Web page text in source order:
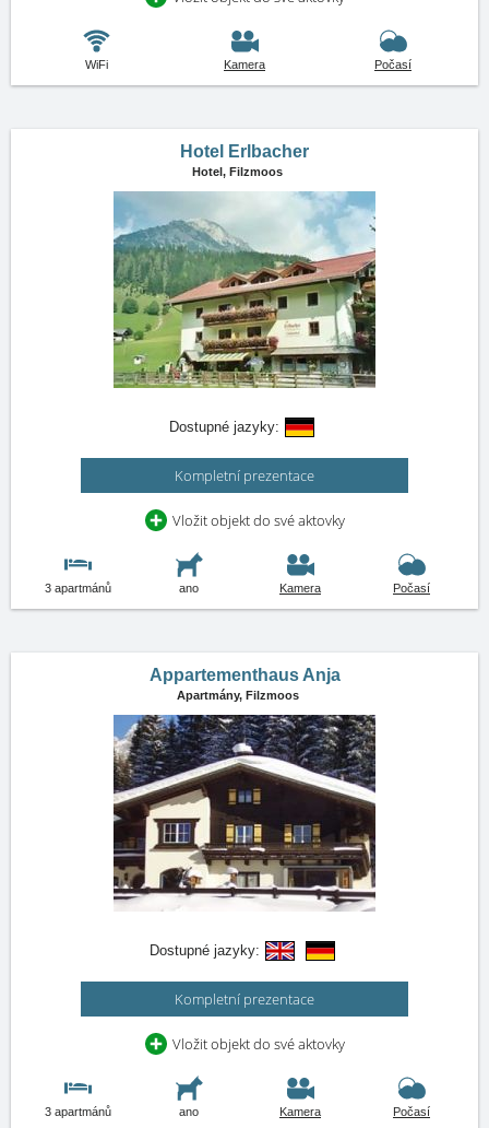
WiFi Kamera Počasí
Hotel Erlbacher
Hotel, Filzmoos
Dostupné jazyky:
Kompletní prezentace
Vložit objekt do své aktovky
3 apartmánů ano Kamera Počasí
Appartementhaus Anja
Apartmány, Filzmoos
Dostupné jazyky:
Kompletní prezentace
Vložit objekt do své aktovky
3 apartmánů ano Kamera Počasí